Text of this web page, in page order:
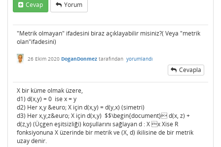
Cevap Yorum
"Metrik olmayan" ifadesini biraz açıklayabilir misiniz?( Veya "metrik
olan"ifadesini)
26 Ekim 2020 DoganDonmez tarafından yorumlandı
Cevapla
X bir küme olmak üzere,
d1) d(x,y) = 0 ise x = y
d2) Her x,y &euro; X için d(x,y) = d(y,x) (simetri)
d3) Her x,y,z&euro; X için d(x,y) $$\begin{document}
d(x, z) +
d(z,y) (Üçgen eşitsizliği) koşullarını sağlayan d : X x Xise R
fonksiyonuna X üzerinde bir metrik ve (X, d) ikilisine de bir metrik
uzay denir.